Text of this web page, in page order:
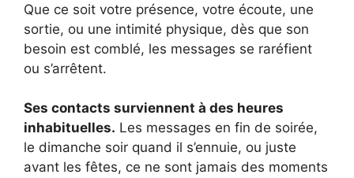
Que ce soit votre présence, votre écoute, une
sortie, ou une intimité physique, dès que son
besoin est comblé, les messages se raréfient
ou s’arrêtent.
Ses contacts surviennent à des heures
inhabituelles. Les messages en fin de soirée,
le dimanche soir quand il s’ennuie, ou juste
avant les fêtes, ce ne sont jamais des moments